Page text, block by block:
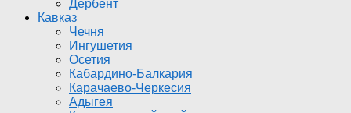
Дербент
Кавказ
Чечня
Ингушетия
Осетия
Кабардино-Балкария
Карачаево-Черкесия
Адыгея